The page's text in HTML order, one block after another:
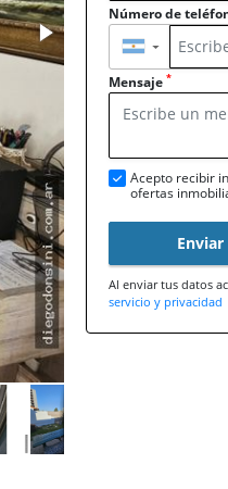
Número de
▼
Mensaje *
Acepto recibir
ofertas
Al enviar tus datos
servicio y privacidad